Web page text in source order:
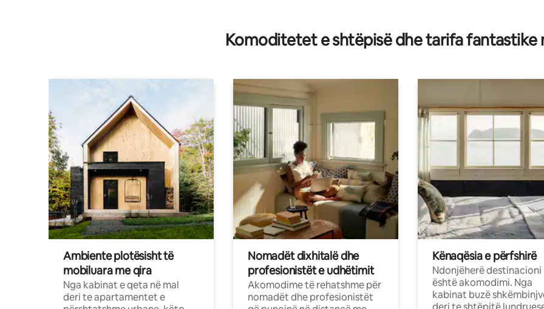
Komoditetet e shtëpisë dhe tarifa fantastike
Ambiente plotësisht të
mobiluara me qira
Nga kabinat e qeta në mal
deri te apartamentet e
Nomadët dixhitalë dhe
profesionistët e udhëtimit
Akomodime të rehatshme për
nomadët dhe profesionistët
Kënaqësia e përfshirë
Ndonjëherë destinacioni
është akomodimi. Nga
kabinat buzë